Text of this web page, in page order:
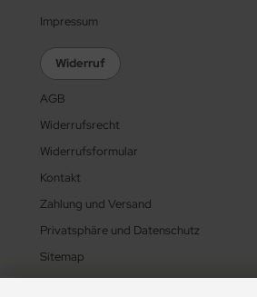
Impressum
Widerruf
AGB
Widerrufsrecht
Widerrufsformular
Kontakt
Zahlung und Versand
Privatsphäre und Datenschutz
Sitemap